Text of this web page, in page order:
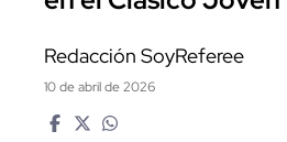
Redacción SoyReferee
10 de abril de 2026